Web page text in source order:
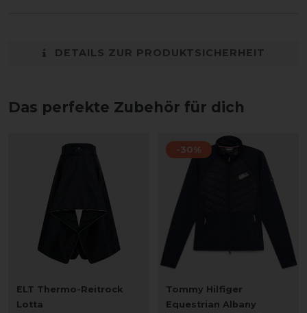
DETAILS ZUR PRODUKTSICHERHEIT
Das perfekte Zubehör für dich
ELT Thermo-Reitrock
Lotta
-30%
Tommy Hilfiger
Equestrian Albany